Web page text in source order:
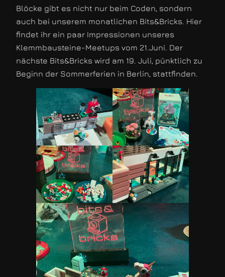
Blöcke gibt es nicht nur beim Coden, sondern
auch bei unserem monatlichen Bits&Bricks. Hier
findet ihr ein paar Impressionen unseres
Klemmbausteine-Meetups vom 21.Juni. Der
nächste Bits&Bricks wird am 19. Juli, pünktlich zu
Beginn der Sommerferien in Berlin, stattfinden.